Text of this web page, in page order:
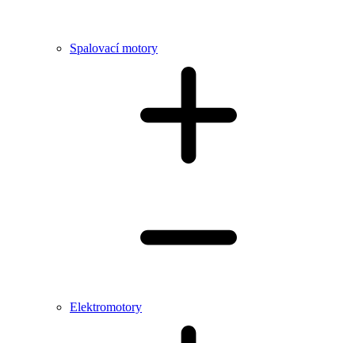
Spalovací motory
Elektromotory